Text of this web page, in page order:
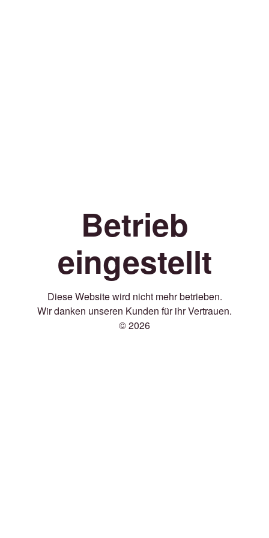
Betrieb
eingestellt
Diese Website wird nicht mehr betrieben.
Wir danken unseren Kunden für ihr Vertrauen.
© 2026